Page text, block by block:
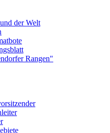
der Welt
Rangen"